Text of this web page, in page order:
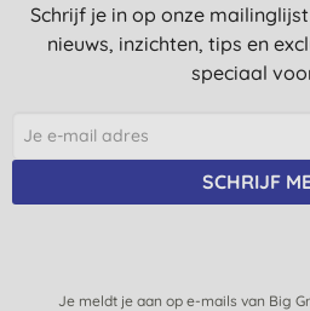
Schrijf je in op onze
nieuws, inzichten, tips en
speciaal
SCHRIJF
Je meldt je aan op e-mails van Big